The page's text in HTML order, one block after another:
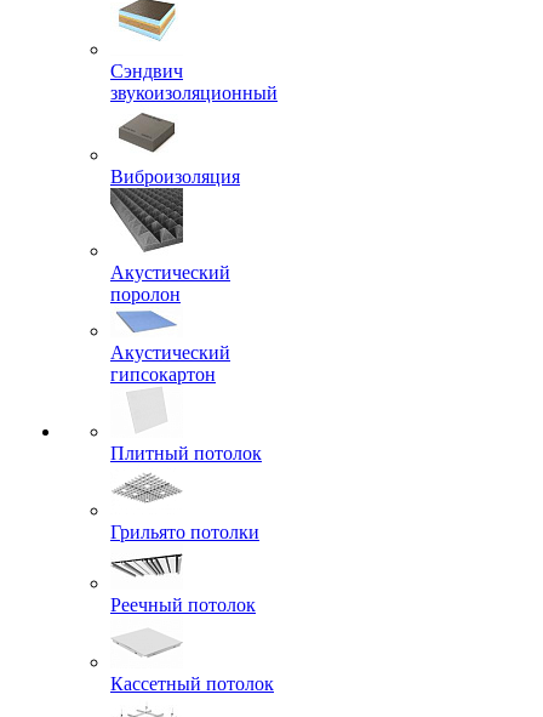
Сэндвич
звукоизоляционный
Виброизоляция
Акустический
поролон
Акустический
гипсокартон
Плитный потолок
Грильято потолки
Реечный потолок
Кассетный потолок